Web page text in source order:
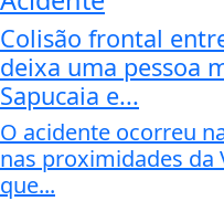
Colisão frontal
deixa uma pessoa
Sapucaia e...
O acidente ocorreu
nas proximidades da
que...